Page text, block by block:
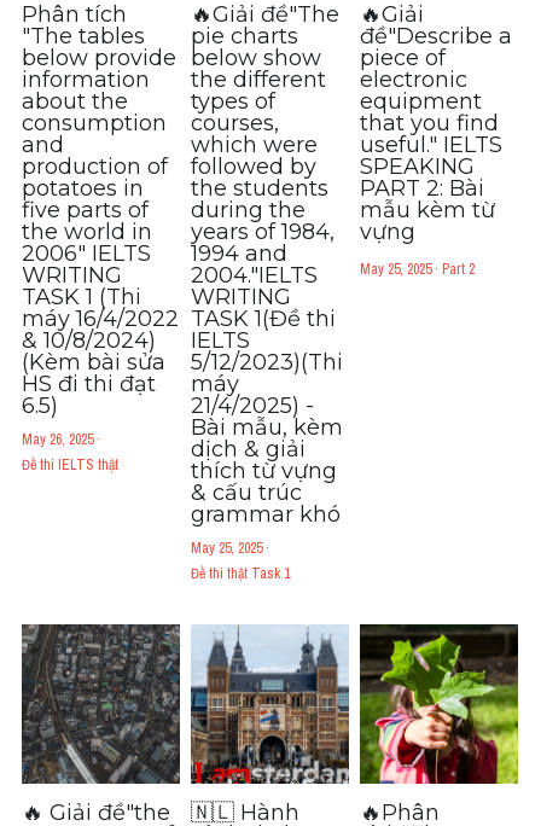
Phân tích
"The tables
below provide
information
about the
consumption
and
production of
potatoes in
five parts of
the world in
2006" IELTS
WRITING
TASK 1 (Thi
máy 16/4/2022
& 10/8/2024)
(Kèm bài sửa
HS đi thi đạt
6.5)
May 26, 2025·
Đề thi IELTS thật
🔥Giải đề"The
pie charts
below show
the different
types of
courses,
which were
followed by
the students
during the
years of 1984,
1994 and
2004."IELTS
WRITING
TASK 1(Đề thi
IELTS
5/12/2023)(Thi
máy
21/4/2025) -
Bài mẫu, kèm
dịch & giải
thích từ vựng
& cấu trúc
grammar khó​
May 25, 2025·
Đề thi thật Task 1
🔥Giải
đề"Describe a
piece of
electronic
equipment
that you find
useful." IELTS
SPEAKING
PART 2: Bài
mẫu kèm từ
vựng
May 25, 2025· Part 2
🔥 Giải đề"the
🇳🇱 Hành
🔥Phân